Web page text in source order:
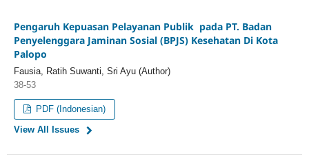
Pengaruh Kepuasan Pelayanan Publik pada PT. Badan
Penyelenggara Jaminan Sosial (BPJS) Kesehatan Di Kota
Palopo
Fausia, Ratih Suwanti, Sri Ayu (Author)
38-53
PDF (Indonesian)
View All Issues